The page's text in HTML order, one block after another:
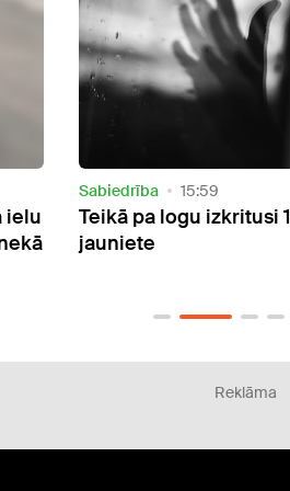
Ārvalstīs 09:23
Taizemē apšaudē
seši cilvēki
Reklāma